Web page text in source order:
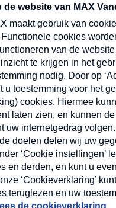
Elke vrijdag- en
een gratis abonnement
Elke vrijdag- en